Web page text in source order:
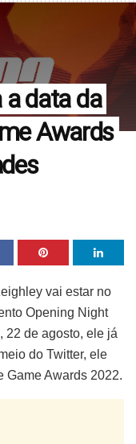
a data da
Awards
vai estar no
Opening Night
22 de agosto, ele já
do Twitter, ele
Game Awards 2022.